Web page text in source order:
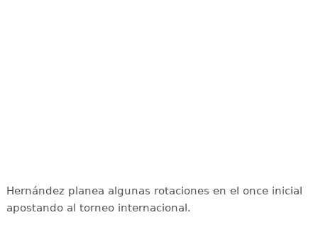
Hernández planea algunas rotaciones en el once inicial
apostando al torneo internacional.